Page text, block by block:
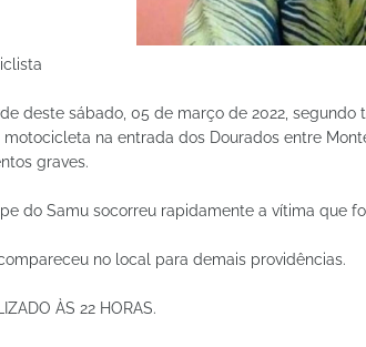
deste sábado, 05 de março de 2022,
motocicleta na entrada dos Dourados entre
graves.
do Samu socorreu rapidamente a vítima que
no local para demais providências.
ÀS 22 HORAS.